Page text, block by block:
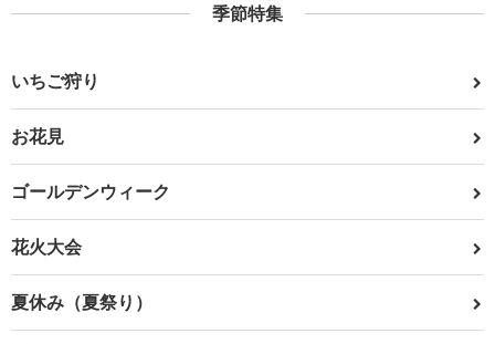
季節特集
いちご狩り
お花見
ゴールデンウィーク
花火大会
夏休み（夏祭り）